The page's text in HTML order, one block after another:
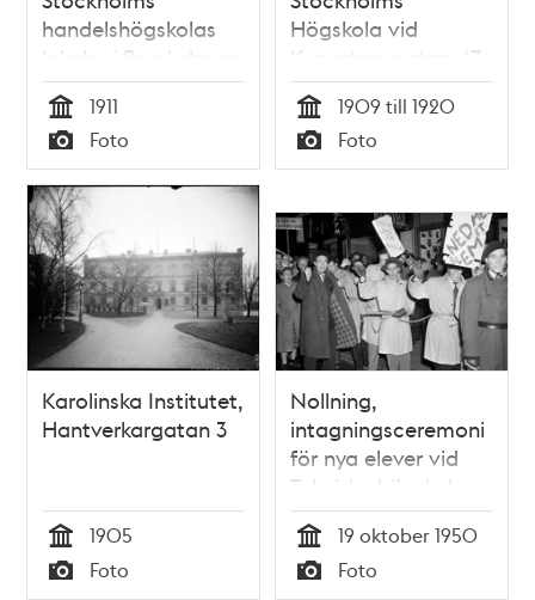
handelshögskolas
lokaler i Brunkebergs
hotell vid
Brunkebergstorg
Tid
1911
Typ
Foto
Högskola vid
Kungstensgatan 47
Tid
1909 till 1920
Typ
Foto
Karolinska Institutet,
Hantverkargatan 3
Tid
1905
Foto
Nollning,
intagningsceremoni
för nya elever vid
Tekniska högskolan.
De så kallde
nollorna är
ihopkedjade och
Tid
19 oktober 1950
Foto